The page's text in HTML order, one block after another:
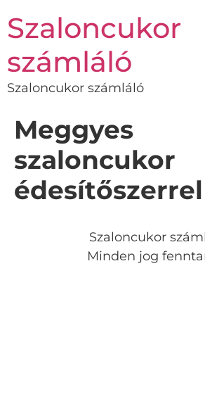
Szaloncukor
számláló
Szaloncukor számláló
Meggyes
szaloncukor
édesítőszerrel
Szaloncukor
Minden jog